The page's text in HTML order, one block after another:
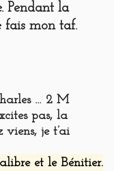
Pendant la
fais mon taf.
… 2 M
pas, la
viens, je t’ai
et le Bénitier.